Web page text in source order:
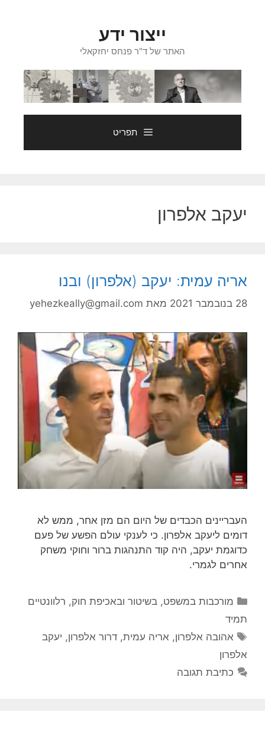
ייצור ידע
האתר של ד"ר פנחס יחזקאלי
תפריט
יעקב אלפרון
אריה עמית: יעקב (אלפרון) ובנו
28 בנובמבר 2021 מאת yehezkeally@gmail.com
העבריינים הכבדים של היום הם מזן אחר, ממש לא
דומים ליעקב אלפרון. כי לענקי עולם הפשע של פעם
כדוגמת יעקב, היה קוד התנהגות ברור וחוקי משחק
אחרים לגמרי.
קטגוריות
מורכבות במשפט, בשיטור ובאכיפת חוק, רלוונטיים
תמיד
תגיות
אהובה אלפרון, אריה עמית,דרור אלפרון, יעקב
אלפרון
כתיבת תגובה